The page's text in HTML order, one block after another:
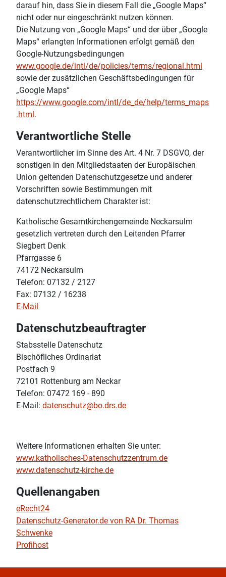
darauf hin, dass Sie in diesem Fall die „Google Maps“
nicht oder nur eingeschränkt nutzen können.
Die Nutzung von „Google Maps“ und der über „Google
Maps“ erlangten Informationen erfolgt gemäß den
Google-Nutzungsbedingungen
www.google.de/intl/de/policies/terms/regional.html
sowie der zusätzlichen Geschäftsbedingungen für
„Google Maps“
https://www.google.com/intl/de_de/help/terms_maps
.html .
Verantwortliche Stelle
Verantwortlicher im Sinne des Art. 4 Nr. 7 DSGVO, der
sonstigen in den Mitgliedstaaten der Europäischen
Union geltenden Datenschutzgesetze und anderer
Vorschriften sowie Bestimmungen mit
datenschutzrechtlichem Charakter ist:
Katholische Gesamtkirchengemeinde Neckarsulm
gesetzlich vertreten durch den Leitenden Pfarrer
Siegbert Denk
Pfarrgasse 6
74172 Neckarsulm
Telefon: 07132 / 2127
Fax: 07132 / 16238
E-Mail
Datenschutzbeauftragter
Stabsstelle Datenschutz
Bischöfliches Ordinariat
Postfach 9
72101 Rottenburg am Neckar
Telefon: 07472 169 - 890
E-Mail: datenschutz@bo.drs.de
Weitere Informationen erhalten Sie unter:
www.katholisches-Datenschutzzentrum.de
www.datenschutz-kirche.de
Quellenangaben
eRecht24
Datenschutz-Generator.de von RA Dr. Thomas
Schwenke
Profihost